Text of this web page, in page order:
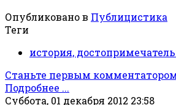
Опубликовано в Публицистика
Теги
история,
Станьте первым
Подробнее ...
Суббота, 01 декабря 2012 23:58